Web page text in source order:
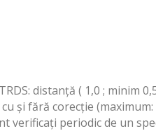
distanţă ( 1,0 ; minim
şi fără corecţie
verificaţi periodic de un